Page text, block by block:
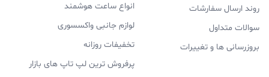
روند ارسال سفارشات
سوالات متداول
بروزرسانی ها و تغییرات
انواع ساعت هوشمند
لوازم جانبی واکسسوری
تخفیفات روزانه
پرفروش ترین لپ تاپ های بازار